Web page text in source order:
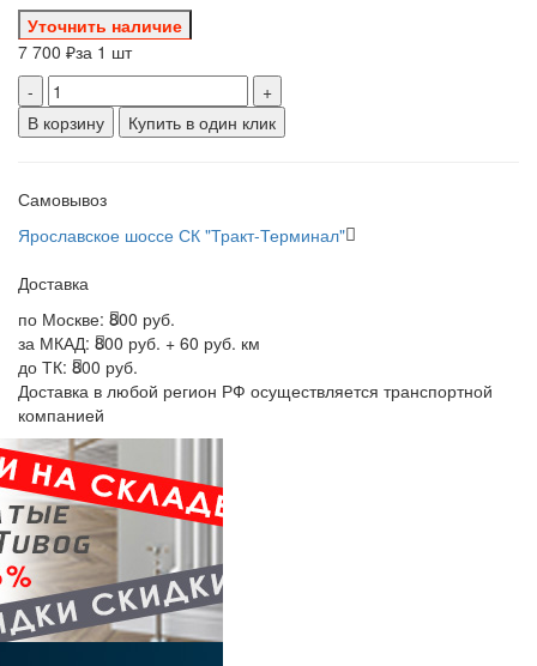
Уточнить наличие
7 700 ₽за 1 шт
-
+
В корзину
Купить в один клик
Самовывоз
Ярославское шоссе СК "Тракт-Терминал"
Доставка
по Москве: 800 руб.
за МКАД: 800 руб. + 60 руб. км
до ТК: 800 руб.
Доставка в любой регион РФ осуществляется транспортной
компанией